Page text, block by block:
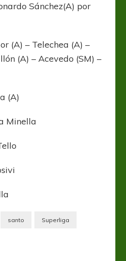
Sánchez(A) por
(A) – Telechea (A) –
(A) – Acevedo (SM) –
(A)
Minella
santo Superliga